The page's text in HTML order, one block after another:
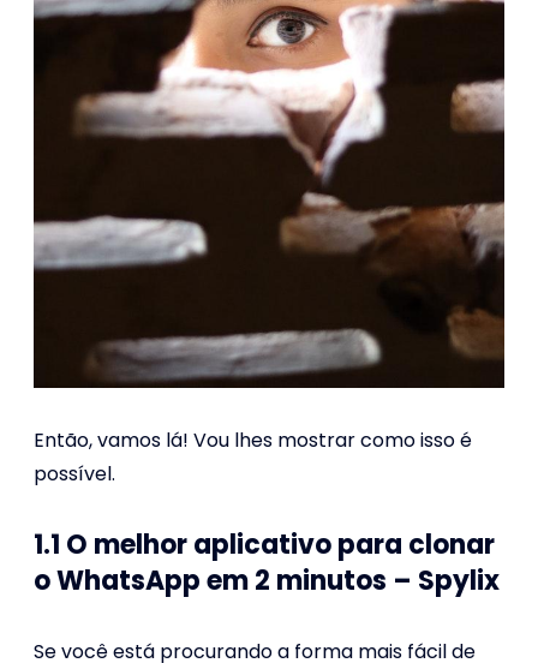
Então, vamos lá! Vou lhes mostrar como isso é
possível.
1.1 O melhor aplicativo para clonar
o WhatsApp em 2 minutos – Spylix
Se você está procurando a forma mais fácil de